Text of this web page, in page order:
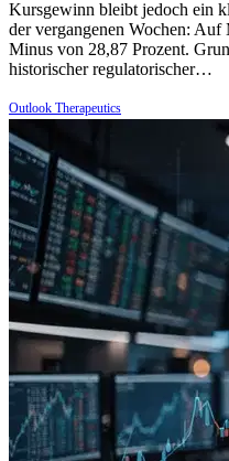
Kursgewinn bleibt jedoch ein
der vergangenen Wochen: Auf
Minus von 28,87 Prozent.
historischer regulatorischer…
Outlook Therapeutics